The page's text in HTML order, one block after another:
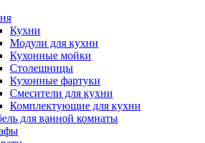
Кухни
Модули для кухни
Кухонные мойки
Столешницы
Кухонные фартуки
Смесители для кухни
Комплектующие для кухни
для ванной комнаты